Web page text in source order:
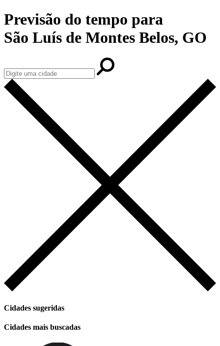
Previsão do tempo para
São Luís de Montes Belos, GO
Cidades sugeridas
Cidades mais buscadas